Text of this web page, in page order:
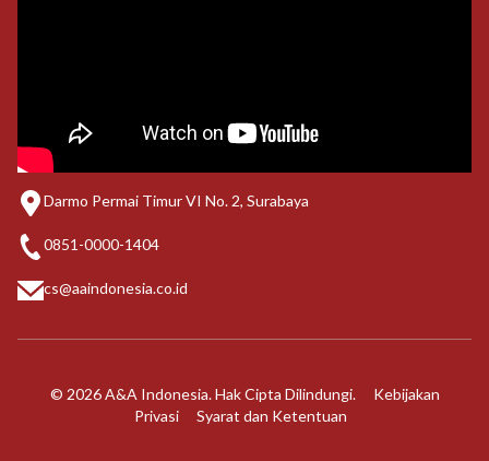
Darmo Permai Timur VI No. 2, Surabaya
0851-0000-1404
cs@aaindonesia.co.id
© 2026 A&A Indonesia. Hak Cipta Dilindungi.
Kebijakan
Privasi
Syarat dan Ketentuan